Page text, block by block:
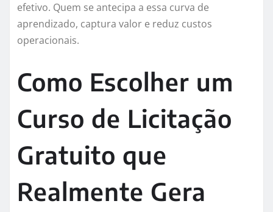
efetivo. Quem se antecipa a essa curva de
aprendizado, captura valor e reduz custos
operacionais.
Como Escolher um
Curso de Licitação
Gratuito que
Realmente Gera